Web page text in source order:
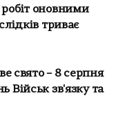
оновними
триває
свято – 8 серпня
Військ зв'язку та